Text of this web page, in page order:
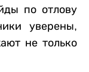
по отлову
уверены,
не только